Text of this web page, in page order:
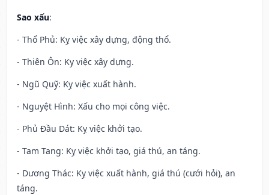
Sao xấu:
- Thổ Phủ: Kỵ việc xây dựng, động thổ.
- Thiên Ôn: Kỵ việc xây dựng.
- Ngũ Quỹ: Kỵ việc xuất hành.
- Nguyệt Hình: Xấu cho mọi công việc.
- Phủ Đầu Dát: Kỵ việc khởi tạo.
- Tam Tang: Kỵ việc khởi tạo, giá thú, an táng.
- Dương Thác: Kỵ việc xuất hành, giá thú (cưới hỏi), an
táng.